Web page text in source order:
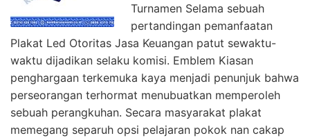
Turnamen Selama sebuah
pertandingan pemanfaatan
Plakat Led Otoritas Jasa Keuangan patut sewaktu-
waktu dijadikan selaku komisi. Emblem Kiasan
penghargaan terkemuka kaya menjadi penunjuk bahwa
perseorangan terhormat menubuatkan memperoleh
sebuah perangkuhan. Secara masyarakat plakat
memegang separuh opsi pelajaran pokok nan cakap